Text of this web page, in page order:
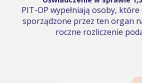
PIT-OP wypełniają osoby,
sporządzone przez ten organ
roczne rozliczenie